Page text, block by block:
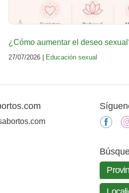
¿Cómo aumentar el deseo
27/07/2026 | Educación sexual